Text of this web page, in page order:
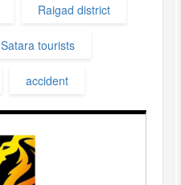
Raigad district
Satara tourists
accident